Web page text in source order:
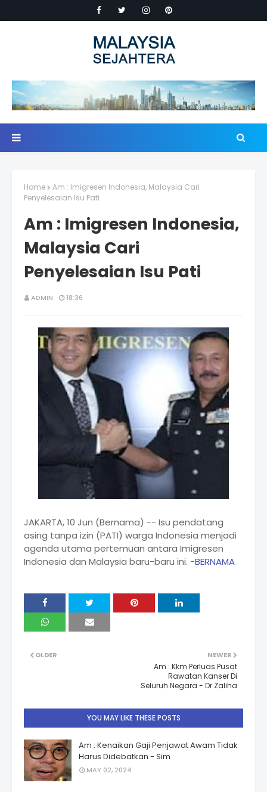
Home
Am : Imigresen Indonesia, Malaysia Cari
Penyelesaian Isu Pati
Am : Imigresen Indonesia,
Malaysia Cari
Penyelesaian Isu Pati
ADMIN 18:36
JAKARTA, 10 Jun (Bernama) -- Isu pendatang
asing tanpa izin (PATI) warga Indonesia menjadi
agenda utama pertemuan antara Imigresen
Indonesia dan Malaysia baru-baru ini. -BERNAMA
NEWER
Am : Kkm Perluas Pusat
Rawatan Kanser Di
Seluruh Negara - Dr Zaliha
OLDER
YOU MAY LIKE THESE POSTS
Am : Kenaikan Gaji Penjawat Awam Tidak
Harus Didebatkan - Sim
MAY 02, 2024